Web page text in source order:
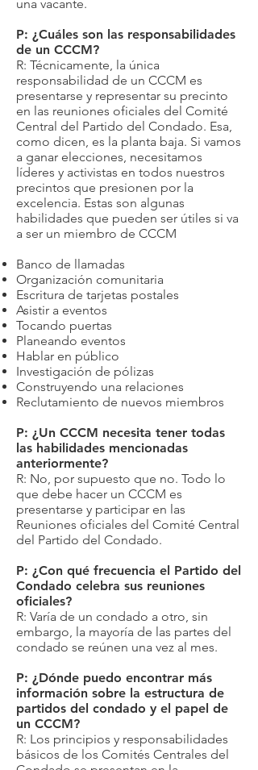
una vacante.
P: ¿Cuáles son las responsabilidades
de un CCCM?
R: Técnicamente, la única
responsabilidad de un CCCM es
presentarse y representar su precinto
en las reuniones oficiales del Comité
Central del Partido del Condado. Esa,
como dicen, es la planta baja. Si vamos
a ganar elecciones, necesitamos
líderes y activistas en todos nuestros
precintos que presionen por la
excelencia. Estas son algunas
habilidades que pueden ser útiles si va
a ser un miembro de CCCM
Banco de llamadas
Organización comunitaria
Escritura de tarjetas postales
Asistir a eventos
Tocando puertas
Planeando eventos
Hablar en público
Investigación de pólizas
Construyendo una relaciones
Reclutamiento de nuevos miembros
P: ¿Un CCCM necesita tener todas
las habilidades mencionadas
anteriormente?
R: No, por supuesto que no. Todo lo
que debe hacer un CCCM es
presentarse y participar en las
Reuniones oficiales del Comité Central
del Partido del Condado.
P: ¿Con qué frecuencia el Partido del
Condado celebra sus reuniones
oficiales?
R: Varía de un condado a otro, sin
embargo, la mayoría de las partes del
condado se reúnen una vez al mes.
P: ¿Dónde puedo encontrar más
información sobre la estructura de
partidos del condado y el papel de
un CCCM?
R: Los principios y responsabilidades
básicos de los Comités Centrales del